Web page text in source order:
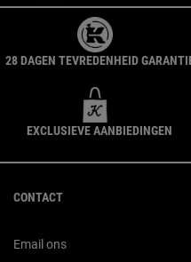
28 DAGEN TEVREDENHEID
EXCLUSIEVE AANBIEDINGEN
CONTACT
Email ons